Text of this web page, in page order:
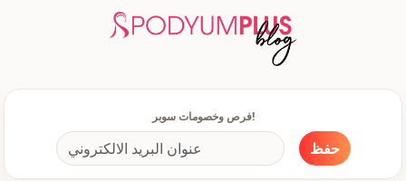
كاجوال
السماكة متوسط
ضيق
طريقة الإغلاق أزرار
فرص وخصومات سوبر!
حفظ